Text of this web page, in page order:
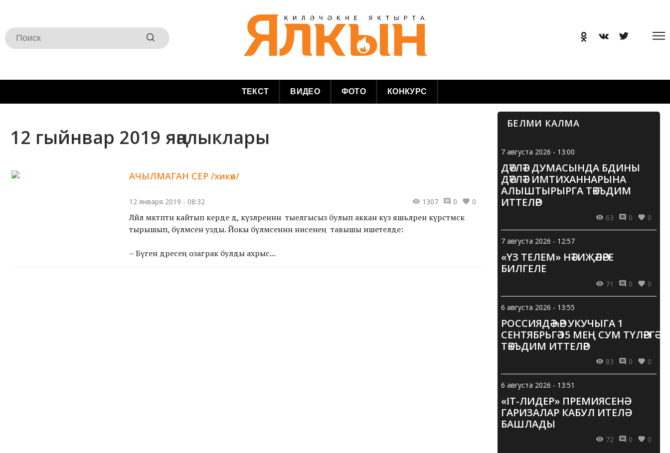
ТЕКСТ ВИДЕО ФОТО КОНКУРС
12 гыйнвар 2019 яңалыклары
АЧЫЛМАГАН СЕР /хикәя/
12 января 2019 - 08:32 1307 0 0
Ләйлә мәктәптән кайтып керде дә, күзләреннән тыелгысыз булып аккан күз яшьләрен күрсәтмәскә
тырышып, бүлмәсенә узды. Йокы бүлмәсеннән әнисенең тавышы ишетелде:
– Бүген дәресең озаграк булды ахрыс...
БЕЛМИ КАЛМА
7 августа 2026 - 13:00
ДӘҮЛӘТ ДУМАСЫНДА БДИНЫ
ДӘҮЛӘТ ИМТИХАННАРЫНА
АЛЫШТЫРЫРГА ТӘКЪДИМ
ИТТЕЛӘР
63 0 0
7 августа 2026 - 12:57
«ҮЗ ТЕЛЕМ» НӘТИҖӘЛӘРЕ
БИЛГЕЛЕ
71 0 0
6 августа 2026 - 13:55
РОССИЯДӘ ҺӘР УКУЧЫГА 1
СЕНТЯБРЬГӘ 15 МЕҢ СУМ ТҮЛӘРГӘ
ТӘКЪДИМ ИТТЕЛӘР
83 0 0
6 августа 2026 - 13:51
«IT-ЛИДЕР» ПРЕМИЯСЕНӘ
ГАРИЗАЛАР КАБУЛ ИТЕЛӘ
БАШЛАДЫ
72 0 0